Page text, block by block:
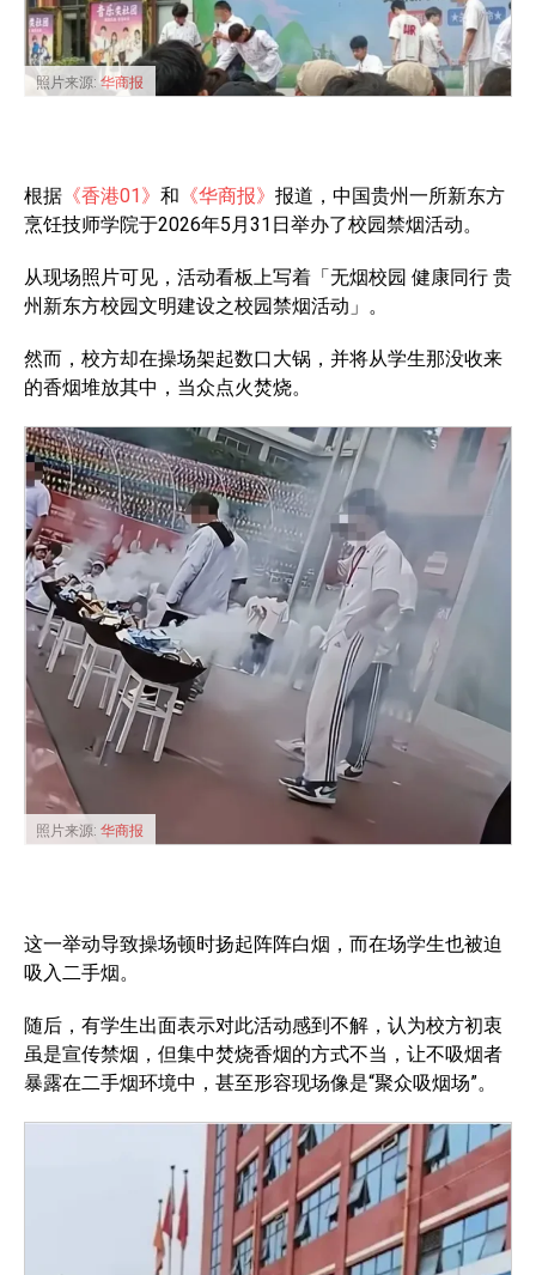
照片来源:华商报
根据 《香港01》 和 《华商报》 报道，中国贵州一所新东方
烹饪技师学院于2026年5月31日举办了校园禁烟活动。
从现场照片可见，活动看板上写着「无烟校园 健康同行 贵
州新东方校园文明建设之校园禁烟活动」。
然而，校方却在操场架起数口大锅，并将从学生那没收来
的香烟堆放其中，当众点火焚烧。
照片来源: 华商报
这一举动导致操场顿时扬起阵阵白烟，而在场学生也被迫
吸入二手烟。
随后，有学生出面表示对此活动感到不解，认为校方初衷
虽是宣传禁烟，但集中焚烧香烟的方式不当，让不吸烟者
暴露在二手烟环境中，甚至形容现场像是“聚众吸烟场”。